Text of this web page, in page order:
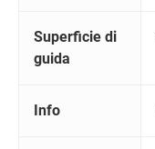
Superficie di
guida
Info